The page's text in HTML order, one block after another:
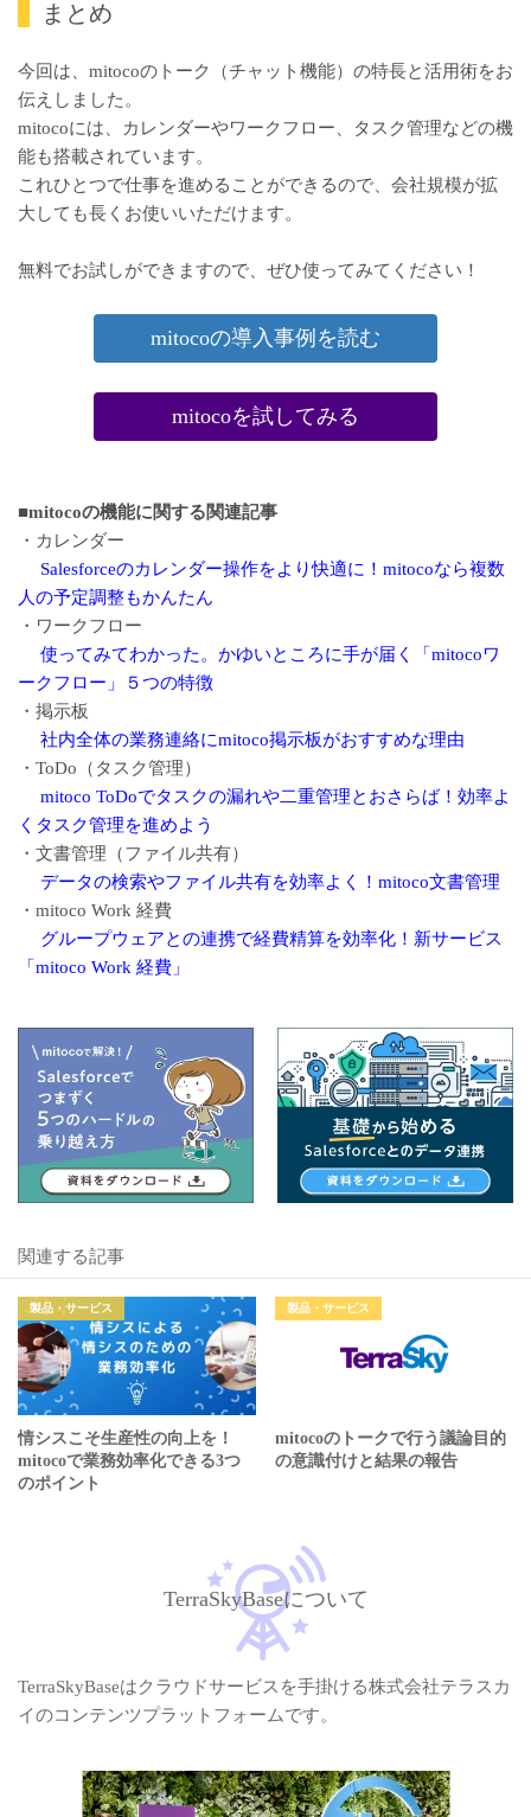
まとめ
今回は、mitocoのトーク（チャット機能）の特長と活用術をお
伝えしました。
mitocoには、カレンダーやワークフロー、タスク管理などの機
能も搭載されています。
これひとつで仕事を進めることができるので、会社規模が拡
大しても長くお使いいただけます。
無料でお試しができますので、ぜひ使ってみてください！
mitocoの導入事例を読む
mitocoを試してみる
■mitocoの機能に関する関連記事
・カレンダー
Salesforceのカレンダー操作をより快適に！mitocoなら複数
人の予定調整もかんたん
・ワークフロー
使ってみてわかった。かゆいところに手が届く「mitocoワ
ークフロー」５つの特徴
・掲示板
社内全体の業務連絡にmitoco掲示板がおすすめな理由
・ToDo（タスク管理）
mitoco ToDoでタスクの漏れや二重管理とおさらば！効率よ
くタスク管理を進めよう
・文書管理（ファイル共有）
データの検索やファイル共有を効率よく！mitoco文書管理
・mitoco Work 経費
グループウェアとの連携で経費精算を効率化！新サービス
「mitoco Work 経費」
関連する記事
製品・サービス
情シスこそ生産性の向上を！
mitocoで業務効率化できる3つ
のポイント
製品・サービス
mitocoのトークで行う議論目的
の意識付けと結果の報告
TerraSkyBaseについて
TerraSkyBaseはクラウドサービスを手掛ける株式会社テラスカ
イのコンテンツプラットフォームです。